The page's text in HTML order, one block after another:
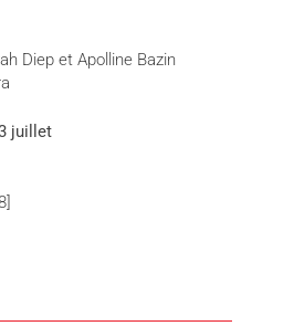
Diep et Apolline Bazin
juillet